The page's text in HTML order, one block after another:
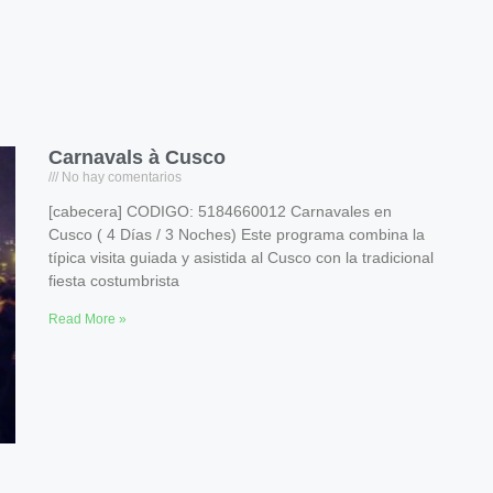
Carnavals à Cusco
No hay comentarios
[cabecera] CODIGO: 5184660012 Carnavales en
Cusco ( 4 Días / 3 Noches) Este programa combina la
típica visita guiada y asistida al Cusco con la tradicional
fiesta costumbrista
Read More »